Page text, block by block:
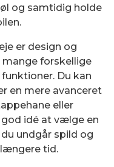
og samtidig holde
er design og
forskellige
Du kan
en mere avanceret
eller
idé at vælge en
undgår spild og
tid.